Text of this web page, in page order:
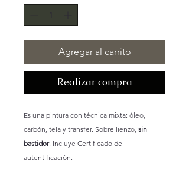
Agregar al carrito
Realizar compra
Es una pintura con técnica mixta: óleo,
carbón, tela y transfer. Sobre lienzo, sin
bastidor. Incluye Certificado de
autentificación.